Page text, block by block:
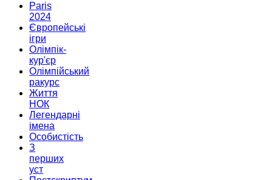
Paris
2024
Європейські
ігри
Олімпік-
кур'єр
Олімпійський
ракурс
Життя
НОК
Легендарні
імена
Особистість
З
перших
уст